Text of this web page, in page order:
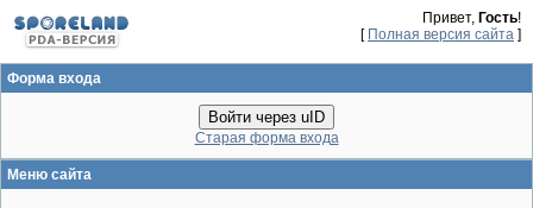
Привет, Гость!
[ Полная версия сайта ]
Форма входа
Войти через uID
Старая форма входа
Меню сайта